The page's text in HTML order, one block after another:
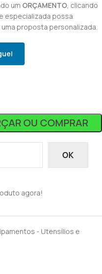
um ORÇAMENTO, clicando
especializada possa
proposta personalizada.
OU COMPRAR
OK
agora!
- Utensílios e